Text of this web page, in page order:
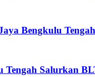
Bengkulu
Tengah Salurkan